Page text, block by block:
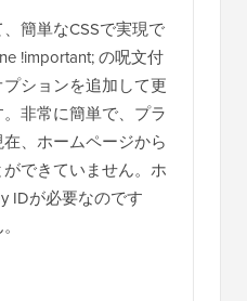
簡単なCSSで実現で
!important; の呪文付
ションを追加して更
非常に簡単で、プラ
、ホームページから
できていません。ホ
IDが必要なのです